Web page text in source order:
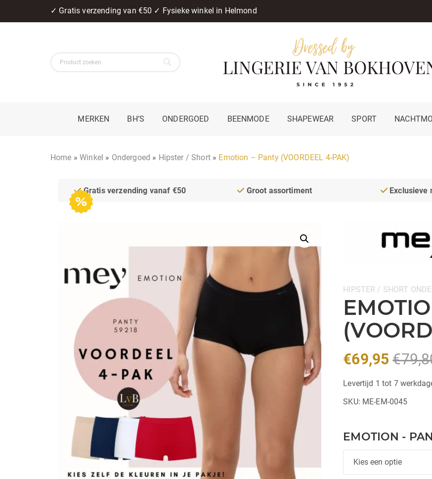
✓ Gratis verzending van €50 ✓ Fysieke winkel in Helmond
MERKEN BH’S ONDERGOED BEENMODE SHAPEWEAR SPORT
Home »Winkel » Ondergoed » Hipster / Short» Emotion – Panty (VOORDEEL 4-PAK)
Gratis verzending vanaf €50 Groot assortiment Exclusieve
Categorieën:
HIPSTER / SHORT
€69,95 €
Levertijd 1 tot 7
SKU: ME-EM-0045
EMOTION -